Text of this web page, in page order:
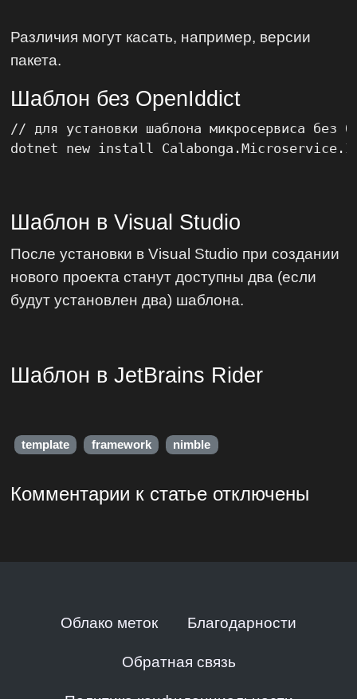
Различия могут касать, например, версии
пакета.
Шаблон без OpenIddict
// для установки шаблона микросервиса без
dotnet new install
Шаблон в Visual Studio
После установки в Visual Studio при создании
нового проекта станут доступны два (если
будут установлен два) шаблона.
Шаблон в JetBrains Rider
template framework nimble
Комментарии к статье отключены
Облако меток Благодарности
Обратная связь